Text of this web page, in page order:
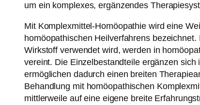
um ein komplexes, ergänzendes
Mit Komplexmittel-Homöopathie wird eine
homöopathischen Heilverfahrens
Wirkstoff verwendet wird, werden in
vereint. Die Einzelbestandteile ergänzen
ermöglichen dadurch einen breiten
Behandlung mit homöopathischen
mittlerweile auf eine eigene breite